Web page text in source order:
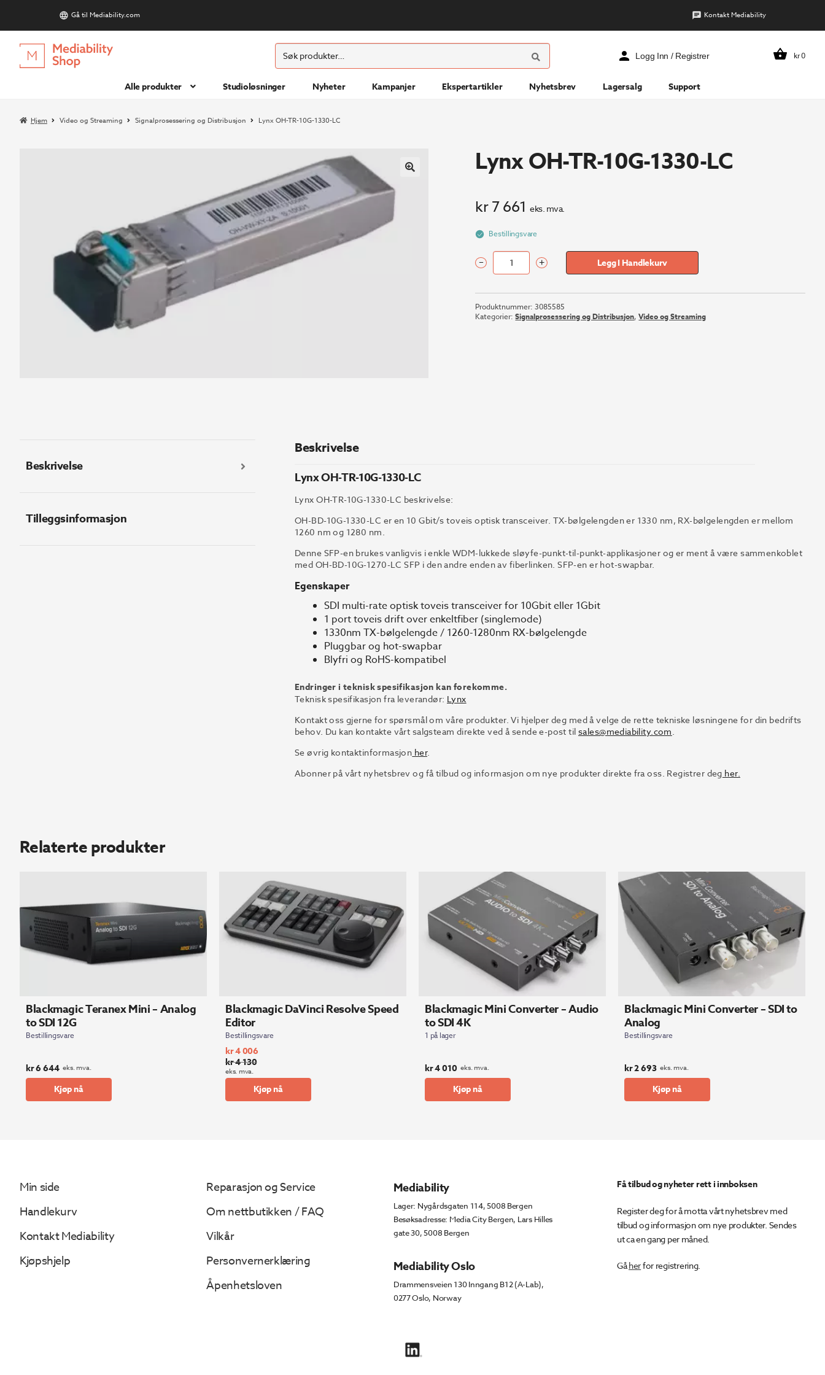
Gå til Mediability.com Kontakt Mediability
Hopp
til
Hopp
til
Søk
etter:
SØK
Logg Inn / Registrer kr0
Alle produkter Studioløsninger Nyheter Kampanjer Ekspertartikler Nyhetsbrev Lagersalg Support
Hjem Video og Streaming Signalprosessering og Distribusjon Lynx OH-TR-10G-1330-LC
Lynx OH-TR-10G-1330-LC
kr7 661 eks. mva.
Bestillingsvare
Lynx
TR-
10G-
1330-
– + Legg I Handlekurv
Produktnummer:3085585
Kategorier:Signalprosessering og Distribusjon,Video og Streaming
Beskrivelse
Tilleggsinformasjon
Beskrivelse
Lynx OH-TR-10G-1330-LC
Lynx OH-TR-10G-1330-LC beskrivelse:
OH-BD-10G-1330-LC er en 10 Gbit/s toveis optisk transceiver. TX-bølgelengden er 1330 nm, RX-bølgelengden er mellom
1260 nm og 1280 nm.
Denne SFP-en brukes vanligvis i enkle WDM-lukkede sløyfe-punkt-til-punkt-applikasjoner og er ment å være sammenkoblet
med OH-BD-10G-1270-LC SFP i den andre enden av fiberlinken. SFP-en er hot-swapbar.
Egenskaper
SDI multi-rate optisk toveis transceiver for 10Gbit eller 1Gbit
1 port toveis drift over enkeltfiber (singlemode)
1330nm TX-bølgelengde / 1260-1280nm RX-bølgelengde
Pluggbar og hot-swapbar
Blyfri og RoHS-kompatibel
Endringer i teknisk spesifikasjon kan forekomme.
Teknisk spesifikasjon fra leverandør: Lynx
Kontakt oss gjerne for spørsmål om våre produkter. Vi hjelper deg med å velge de rette tekniske løsningene for din bedrifts
behov. Du kan kontakte vårt salgsteam direkte ved å sende e-post til sales@mediability.com
Se øvrig kontaktinformasjon her.
Abonner på vårt nyhetsbrev og få tilbud og informasjon om nye produkter direkte fra oss. Registrer deg her.
Relaterte produkter
Blackmagic Teranex Mini – Analog
to SDI 12G
Bestillingsvare
kr6 644 eks. mva.
Kjøp nå
Blackmagic DaVinci Resolve Speed
Editor
Bestillingsvare
kr4 130
Opprinnelig
pris
kr4 006
Nåværende
pris
eks. mva.
Kjøp nå
Blackmagic Mini Converter – Audio
to SDI 4K
1 på lager
kr4 010 eks. mva.
Kjøp nå
Blackmagic Mini Converter – SDI to
Analog
Bestillingsvare
kr2 693 eks. mva.
Kjøp nå
Min side
Handlekurv
Kontakt Mediability
Kjøpshjelp
Reparasjon og Service
Om nettbutikken / FAQ
Vilkår
Personvernerklæring
Åpenhetsloven
Mediability
Lager: Nygårdsgaten 114, 5008 Bergen
Besøksadresse: Media City Bergen, Lars Hilles
gate 30, 5008 Bergen
Mediability Oslo
Drammensveien 130 Inngang B12 (A-Lab),
0277 Oslo, Norway
Få tilbud og nyheter rett i innboksen
Register deg for å motta vårt nyhetsbrev med
tilbud og informasjon om nye produkter. Sendes
ut ca en gang per måned.
Gåherfor registrering.